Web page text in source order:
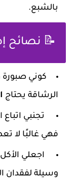
بالشبع.
📝 نصائح
كوني صبورة
الرشاقة يحتاج
تجنبي
فهي غالبًا لا
اجعلي
وسيلة لفقدان